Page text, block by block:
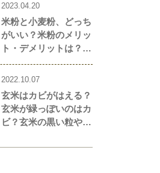
2023.04.20
米粉と小麦粉、どっち
がいい？米粉のメリッ
ト・デメリットは？米
養価を解説！おすすめ
単レシピもご紹介！
2022.10.07
玄米はカビがはえる？
玄米が緑っぽいのはカ
ビ？玄米の黒い粒や点
ることを徹底解説！